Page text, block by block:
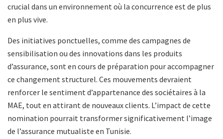
crucial dans un environnement où la concurrence est de plus
en plus vive.
Des initiatives ponctuelles, comme des campagnes de
sensibilisation ou des innovations dans les produits
d’assurance, sont en cours de préparation pour accompagner
ce changement structurel. Ces mouvements devraient
renforcer le sentiment d’appartenance des sociétaires à la
MAE, tout en attirant de nouveaux clients. L’impact de cette
nomination pourrait transformer significativement l’image
de l’assurance mutualiste en Tunisie.